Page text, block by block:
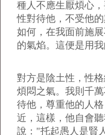
種人不應生厭煩心
性對待他，不受他
如何，在我面前施
的氣焰。這便是用
對方是陰土性，性
煩悶之氣。我則千
待他，尊重他的人
近，這樣，他自會
說："托起愚人是賢